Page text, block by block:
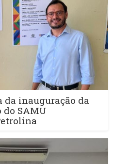
da inauguração da
do SAMU